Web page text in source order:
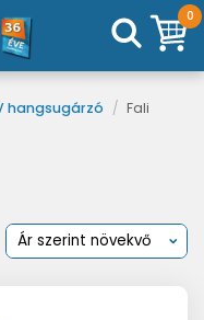
0
hangsugárzó / Fali